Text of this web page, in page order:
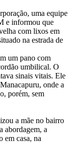
uma equipe
e informou que
com lixos em
na estrada de
um pano com
umbilical. O
sinais vitais. Ele
onde a
porém, sem
a mãe no bairro
abordagem, a
em casa, na